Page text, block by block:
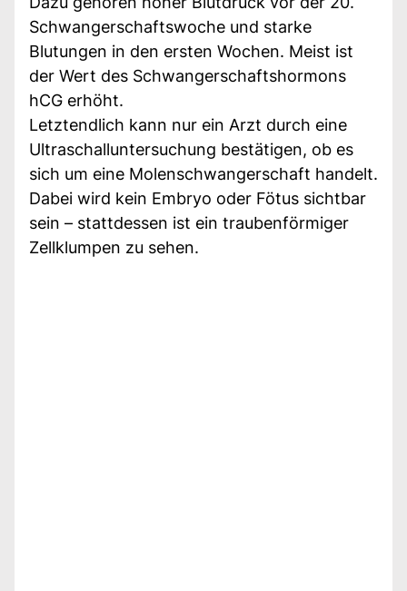
Schwangerschaftswoche und starke
Blutungen in den ersten Wochen. Meist ist
der Wert des Schwangerschaftshormons
hCG erhöht.
Letztendlich kann nur ein Arzt durch eine
Ultraschalluntersuchung bestätigen, ob es
sich um eine Molenschwangerschaft handelt.
Dabei wird kein Embryo oder Fötus sichtbar
sein – stattdessen ist ein traubenförmiger
Zellklumpen zu sehen.